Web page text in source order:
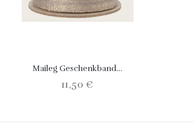
Maileg Geschenkband...
11,50 €